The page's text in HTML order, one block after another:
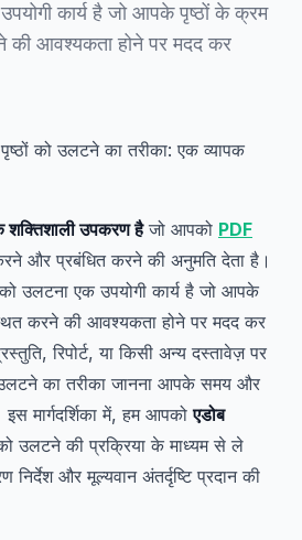
कार्य है जो आपके पृष्ठों के क्रम
की आवश्यकता होने पर मदद कर
को उलटने का तरीका: एक व्यापक
शक्तिशाली उपकरण हैजो आपको PDF
और प्रबंधित करने की अनुमति देता है।
उलटना एक उपयोगी कार्य है जो आपके
करने की आवश्यकता होने पर मदद कर
रिपोर्ट, या किसी अन्य दस्तावेज़ पर
उलटने का तरीका जानना आपके समय और
मार्गदर्शिका में, हम आपकोएडोब
उलटने की प्रक्रिया के माध्यम से ले
और मूल्यवान अंतर्दृष्टि प्रदान की